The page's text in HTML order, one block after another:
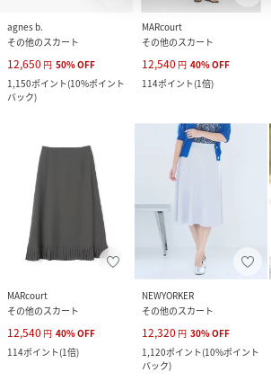
agnes b.
その他のスカート
12,650 円 50%OFF
1,150ポイント(10%ポイント
バック)
MARcourt
その他のスカート
12,540 円 40%OFF
114ポイント(1倍)
MARcourt
その他のスカート
12,540 円 40%OFF
114ポイント(1倍)
NEWYORKER
その他のスカート
12,320 円 30%OFF
1,120ポイント(10%ポイント
バック)